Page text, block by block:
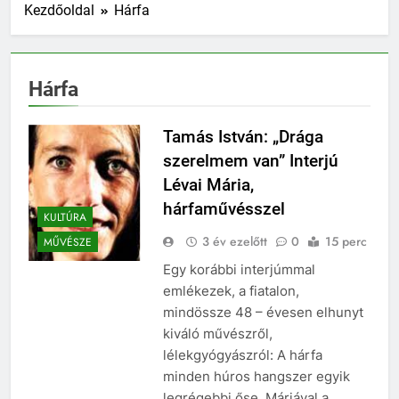
Kezdőoldal Hárfa
Hárfa
KULTÚRA
MŰVÉSZE
Tamás István: „Drága
szerelmem van” Interjú
Lévai Mária,
hárfaművésszel
3 év ezelőtt 0 15 perc
Egy korábbi interjúmmal
emlékezek, a fiatalon,
mindössze 48 – évesen elhunyt
kiváló művészről,
lélekgyógyászról: A hárfa
minden húros hangszer egyik